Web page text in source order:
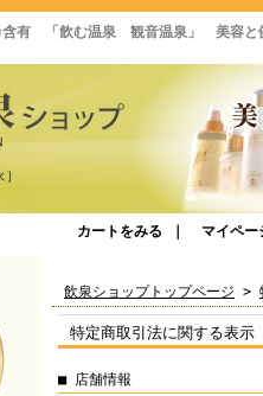
有 「飲む温泉 観音温泉」 美容と
カートをみる マイペー
飲泉ショップトップページ >
特定商取引法に関する表示
■ 店舗情報